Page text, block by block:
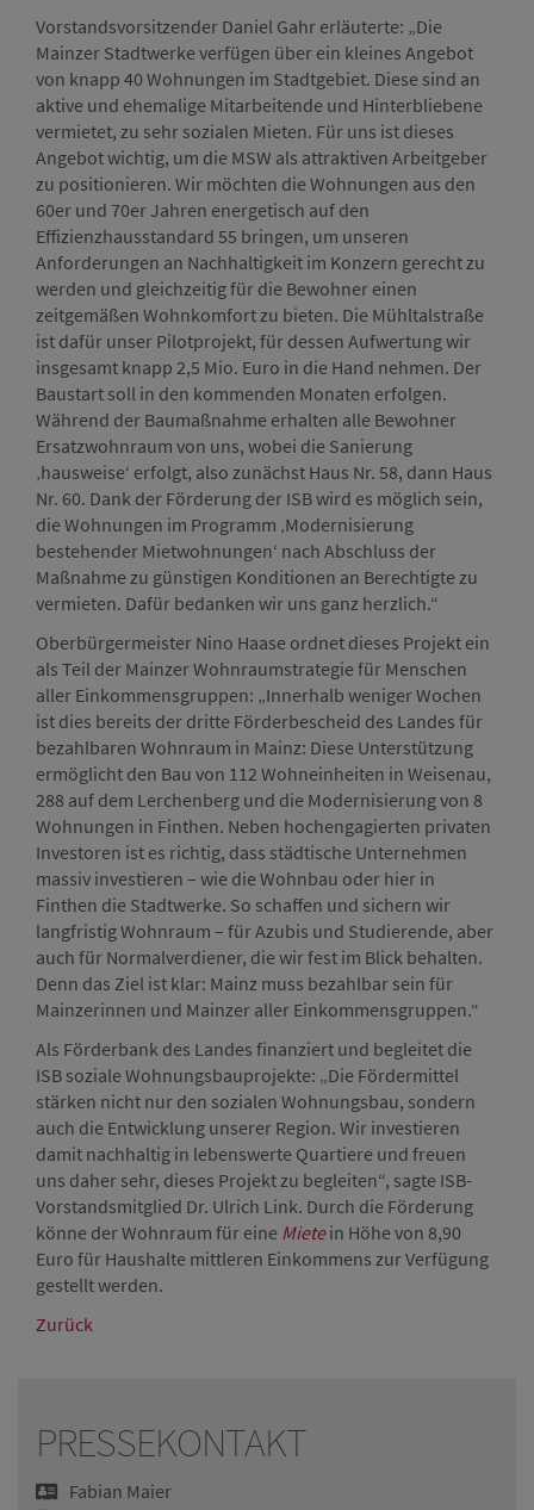
Vorstandsvorsitzender Daniel Gahr erläuterte: „Die
Mainzer Stadtwerke verfügen über ein kleines Angebot
von knapp 40 Wohnungen im Stadtgebiet. Diese sind an
aktive und ehemalige Mitarbeitende und Hinterbliebene
vermietet, zu sehr sozialen Mieten. Für uns ist dieses
Angebot wichtig, um die MSW als attraktiven Arbeitgeber
zu positionieren. Wir möchten die Wohnungen aus den
60er und 70er Jahren energetisch auf den
Effizienzhausstandard 55 bringen, um unseren
Anforderungen an Nachhaltigkeit im Konzern gerecht zu
werden und gleichzeitig für die Bewohner einen
zeitgemäßen Wohnkomfort zu bieten. Die Mühltalstraße
ist dafür unser Pilotprojekt, für dessen Aufwertung wir
insgesamt knapp 2,5 Mio. Euro in die Hand nehmen. Der
Baustart soll in den kommenden Monaten erfolgen.
Während der Baumaßnahme erhalten alle Bewohner
Ersatzwohnraum von uns, wobei die Sanierung
‚hausweise‘ erfolgt, also zunächst Haus Nr. 58, dann Haus
Nr. 60. Dank der Förderung der ISB wird es möglich sein,
die Wohnungen im Programm ‚Modernisierung
bestehender Mietwohnungen‘ nach Abschluss der
Maßnahme zu günstigen Konditionen an Berechtigte zu
vermieten. Dafür bedanken wir uns ganz herzlich.“
Oberbürgermeister Nino Haase ordnet dieses Projekt ein
als Teil der Mainzer Wohnraumstrategie für Menschen
aller Einkommensgruppen: „Innerhalb weniger Wochen
ist dies bereits der dritte Förderbescheid des Landes für
bezahlbaren Wohnraum in Mainz: Diese Unterstützung
ermöglicht den Bau von 112 Wohneinheiten in Weisenau,
288 auf dem Lerchenberg und die Modernisierung von 8
Wohnungen in Finthen. Neben hochengagierten privaten
Investoren ist es richtig, dass städtische Unternehmen
massiv investieren – wie die Wohnbau oder hier in
Finthen die Stadtwerke. So schaffen und sichern wir
langfristig Wohnraum – für Azubis und Studierende, aber
auch für Normalverdiener, die wir fest im Blick behalten.
Denn das Ziel ist klar: Mainz muss bezahlbar sein für
Mainzerinnen und Mainzer aller Einkommensgruppen.“
Als Förderbank des Landes finanziert und begleitet die
ISB soziale Wohnungsbauprojekte: „Die Fördermittel
stärken nicht nur den sozialen Wohnungsbau, sondern
auch die Entwicklung unserer Region. Wir investieren
damit nachhaltig in lebenswerte Quartiere und freuen
uns daher sehr, dieses Projekt zu begleiten“, sagte ISB-
Vorstandsmitglied Dr. Ulrich Link. Durch die Förderung
könne der Wohnraum für eine Mietein Höhe von 8,90
Euro für Haushalte mittleren Einkommens zur Verfügung
gestellt werden.
Zurück
PRESSEKONTAKT
Fabian Maier